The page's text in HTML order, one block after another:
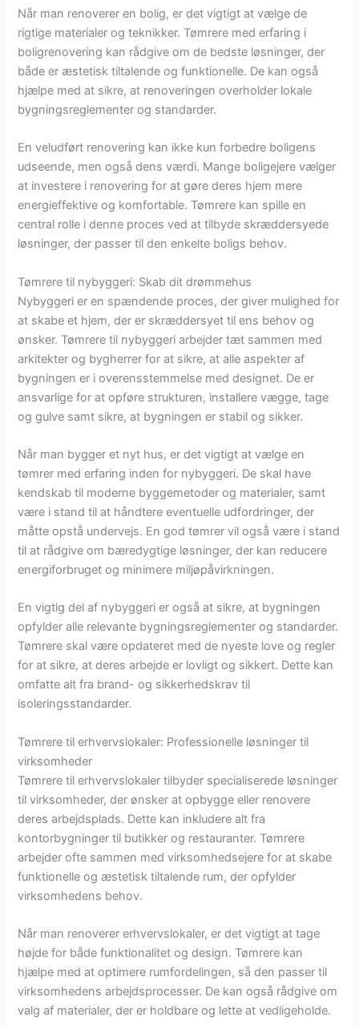
Når man renoverer en bolig, er det vigtigt at vælge de
rigtige materialer og teknikker. Tømrere med erfaring i
boligrenovering kan rådgive om de bedste løsninger, der
både er æstetisk tiltalende og funktionelle. De kan også
hjælpe med at sikre, at renoveringen overholder lokale
bygningsreglementer og standarder.
En veludført renovering kan ikke kun forbedre boligens
udseende, men også dens værdi. Mange boligejere vælger
at investere i renovering for at gøre deres hjem mere
energieffektive og komfortable. Tømrere kan spille en
central rolle i denne proces ved at tilbyde skræddersyede
løsninger, der passer til den enkelte boligs behov.
Tømrere til nybyggeri: Skab dit drømmehus
Nybyggeri er en spændende proces, der giver mulighed for
at skabe et hjem, der er skræddersyet til ens behov og
ønsker. Tømrere til nybyggeri arbejder tæt sammen med
arkitekter og bygherrer for at sikre, at alle aspekter af
bygningen er i overensstemmelse med designet. De er
ansvarlige for at opføre strukturen, installere vægge, tage
og gulve samt sikre, at bygningen er stabil og sikker.
Når man bygger et nyt hus, er det vigtigt at vælge en
tømrer med erfaring inden for nybyggeri. De skal have
kendskab til moderne byggemetoder og materialer, samt
være i stand til at håndtere eventuelle udfordringer, der
måtte opstå undervejs. En god tømrer vil også være i stand
til at rådgive om bæredygtige løsninger, der kan reducere
energiforbruget og minimere miljøpåvirkningen.
En vigtig del af nybyggeri er også at sikre, at bygningen
opfylder alle relevante bygningsreglementer og standarder.
Tømrere skal være opdateret med de nyeste love og regler
for at sikre, at deres arbejde er lovligt og sikkert. Dette kan
omfatte alt fra brand- og sikkerhedskrav til
isoleringsstandarder.
Tømrere til erhvervslokaler: Professionelle løsninger til
virksomheder
Tømrere til erhvervslokaler tilbyder specialiserede løsninger
til virksomheder, der ønsker at opbygge eller renovere
deres arbejdsplads. Dette kan inkludere alt fra
kontorbygninger til butikker og restauranter. Tømrere
arbejder ofte sammen med virksomhedsejere for at skabe
funktionelle og æstetisk tiltalende rum, der opfylder
virksomhedens behov.
Når man renoverer erhvervslokaler, er det vigtigt at tage
højde for både funktionalitet og design. Tømrere kan
hjælpe med at optimere rumfordelingen, så den passer til
virksomhedens arbejdsprocesser. De kan også rådgive om
valg af materialer, der er holdbare og lette at vedligeholde.